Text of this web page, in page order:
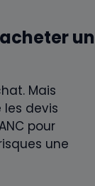
un
Mais
devis
pour
une